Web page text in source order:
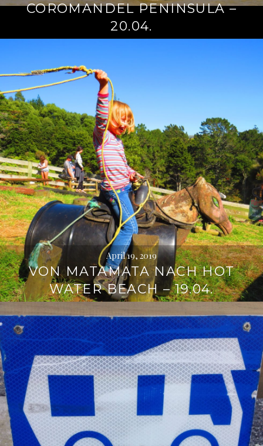
COROMANDEL PENINSULA –
20.04.
April 19, 2019
VON MATAMATA NACH HOT
WATER BEACH – 19.04.